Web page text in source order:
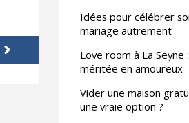
Idées pour célébrer
mariage autrement
Love room à La Seyne
méritée en amoureux
Vider une maison
une vraie option ?